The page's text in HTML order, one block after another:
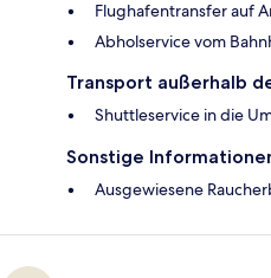
Flughafentransfer auf
Abholservice vom
Transport außerhalb
Shuttleservice in die
Sonstige
Ausgewiesene